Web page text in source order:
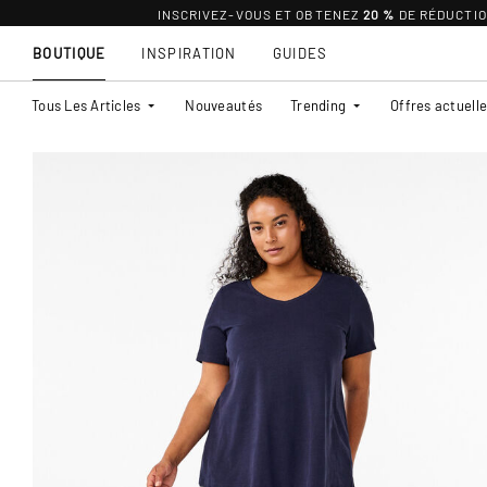
INSCRIVEZ-VOUS ET OBTENEZ 20 % DE
BOUTIQUE
Tous Les Articles Nouveautés Trending Offres
INSPIRATION GUIDES